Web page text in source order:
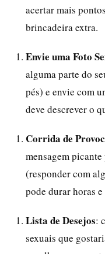
acertar mais
brincadeira extra.
Envie uma Foto
alguma parte do
pés) e envie com
deve descrever o
Corrida de
mensagem
(responder com
pode durar horas
Lista de Desejos:
sexuais que